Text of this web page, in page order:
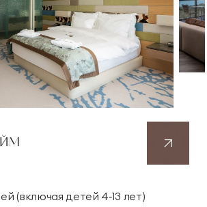
(включая детей 4‑13 лет)